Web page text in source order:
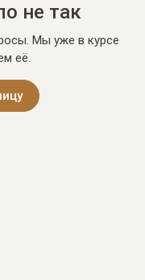
не так
Мы уже в курсе
её.